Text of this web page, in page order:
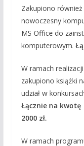
Zakupiono
nowoczesny
MS Office do
komputerowym.
W ramach
zakupiono książki
udział w
Łącznie na kwotę
2000 zł.
W ramach